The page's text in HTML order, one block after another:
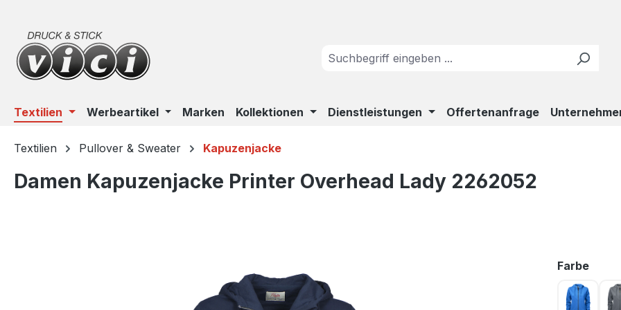
Textilien Werbeartikel Marken Kollektionen Dienstleistungen Offertenanfrage
Textilien Pullover & Sweater Kapuzenjacke
Damen Kapuzenjacke Printer Overhead Lady 2262052
Farbe